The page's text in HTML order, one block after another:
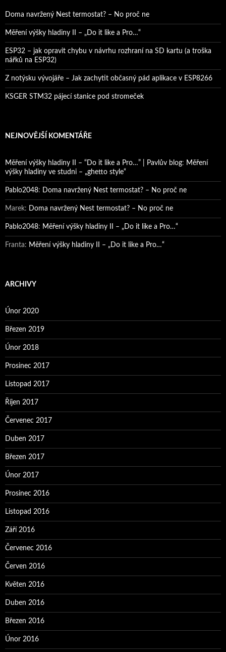
Doma navržený Nest termostat? – No proč ne
Měření výšky hladiny II – „Do it like a Pro…“
ESP32 – jak opravit chybu v návrhu rozhraní na SD kartu (a troška
nářků na ESP32)
Z notýsku vývojáře – Jak zachytit občasný pád aplikace v ESP8266
KSGER STM32 pájecí stanice pod stromeček
NEJNOVĚJŠÍ KOMENTÁŘE
Měření výšky hladiny II – “Do it like a Pro…” | Pavlův blog: Měření
výšky hladiny ve studni – „ghetto style“
Pablo2048: Doma navržený Nest termostat? – No proč ne
Marek: Doma navržený Nest termostat? – No proč ne
Pablo2048: Měření výšky hladiny II – „Do it like a Pro…“
Franta: Měření výšky hladiny II – „Do it like a Pro…“
ARCHIVY
Únor 2020
Březen 2019
Únor 2018
Prosinec 2017
Listopad 2017
Říjen 2017
Červenec 2017
Duben 2017
Březen 2017
Únor 2017
Prosinec 2016
Listopad 2016
Září 2016
Červenec 2016
Červen 2016
Květen 2016
Duben 2016
Březen 2016
Únor 2016